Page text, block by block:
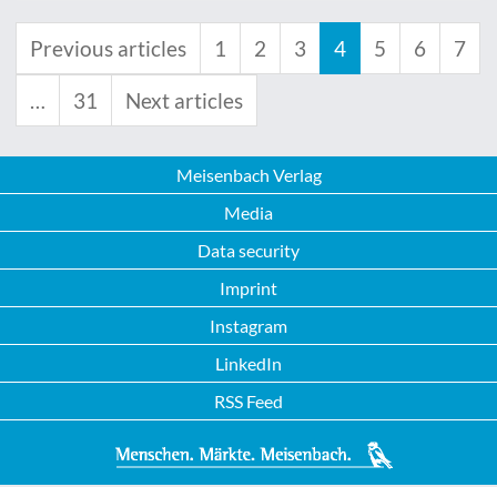
Previous articles 1 2 3 4 5 6 7
… 31 Next articles
Meisenbach Verlag
Media
Data security
Imprint
Instagram
LinkedIn
RSS Feed